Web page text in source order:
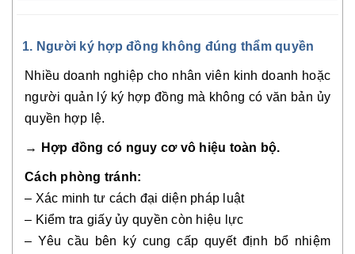
1. Người ký hợp đồng không đúng thẩm quyền
Nhiều doanh nghiệp cho nhân viên kinh doanh hoặc
người quản lý ký hợp đồng mà không có văn bản ủy
quyền hợp lệ.
→ Hợp đồng có nguy cơ vô hiệu toàn bộ.
Cách phòng tránh:
– Xác minh tư cách đại diện pháp luật
– Kiểm tra giấy ủy quyền còn hiệu lực
– Yêu cầu bên ký cung cấp quyết định bổ nhiệm